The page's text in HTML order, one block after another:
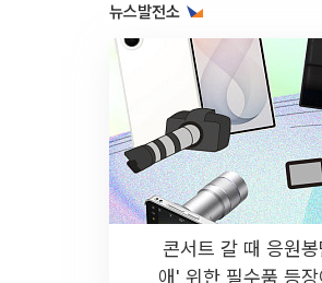
뉴스발전소
콘서트 갈 때 응원
애' 위한 필수품 등